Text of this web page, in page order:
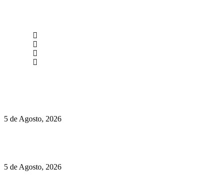
5 de Agosto, 2026
5 de Agosto, 2026